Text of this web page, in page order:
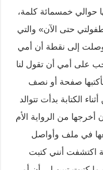
حوالي خمسمائة كلمة،
حتى الآن» والتي
إلى نقطة أن أمي
على أمي أن تقول لنا
صفحة أو نصف
الكتابة بدأت تتوالد
من الرواية الأم
في ملف وأواصل
اكتشفت أنني كتبت